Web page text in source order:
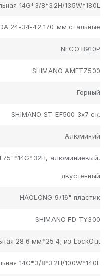
14G*3/8*32H/135W*180L
24-34-42 170 мм стальные
NECO B910P
SHIMANO AMFTZ500
Горный
SHIMANO ST-EF500 3х7 ск.
Алюминий
алюминиевый,
двустенный
HAOLONG 9/16" пластик
SHIMANO FD-TY300
28.6 мм*25.4; из LockOut
14G*3/8*32H/100W*140L